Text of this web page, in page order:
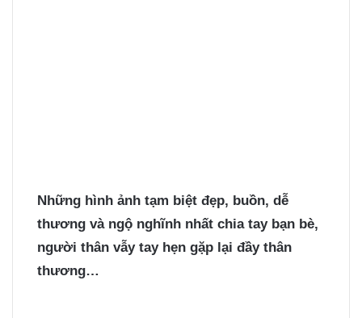
Những hình ảnh tạm biệt đẹp, buồn, dễ
thương và ngộ nghĩnh nhất chia tay bạn bè,
người thân vẫy tay hẹn gặp lại đầy thân
thương…